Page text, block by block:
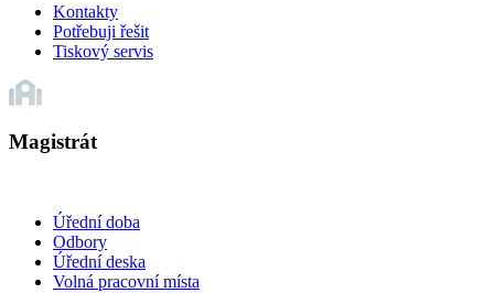
Kontakty
Potřebuji řešit
Tiskový servis
Magistrát
Úřední doba
Odbory
Úřední deska
Volná pracovní místa